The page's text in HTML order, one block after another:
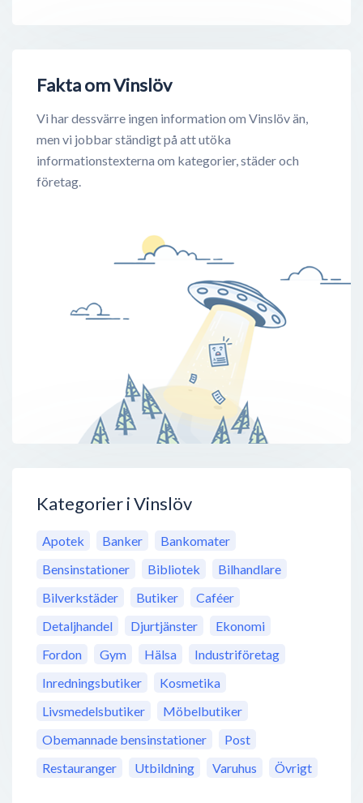
Fakta om Vinslöv
Vi har dessvärre ingen information om Vinslöv än,
men vi jobbar ständigt på att utöka
informationstexterna om kategorier, städer och
företag.
Kategorier i Vinslöv
Apotek Banker
Bankomater
Bensinstationer
Bibliotek
Bilhandlare
Bilverkstäder
Butiker
Caféer
Detaljhandel
Djurtjänster
Ekonomi
Fordon
Gym Hälsa
Industriföretag
Inredningsbutiker
Kosmetika
Livsmedelsbutiker
Möbelbutiker
Obemannade bensinstationer
Post
Restauranger
Utbildning Varuhus Övrigt